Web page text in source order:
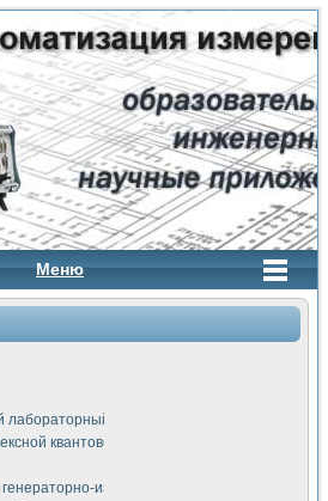
Меню
лабораторный стенд "Сигнал-USB"
квантовой терапии Интроскан
измерительная система